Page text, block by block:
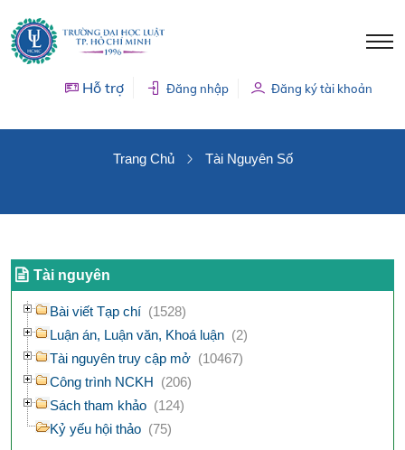
Hỗ trợ Đăng nhập Đăng ký tài khoản
Trang Chủ Tài Nguyên Số
Tài nguyên
Bài viết Tạp chí (1528)
Luận án, Luận văn, Khoá luận (2)
Tài nguyên truy cập mở (10467)
Công trình NCKH (206)
Sách tham khảo (124)
Kỷ yếu hội thảo (75)